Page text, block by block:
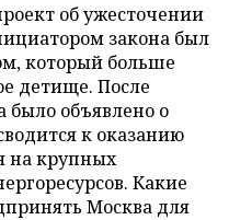
об ужесточении
закона был
который больше
детище. После
было объявлено о
к оказанию
на крупных
Какие
Москва для